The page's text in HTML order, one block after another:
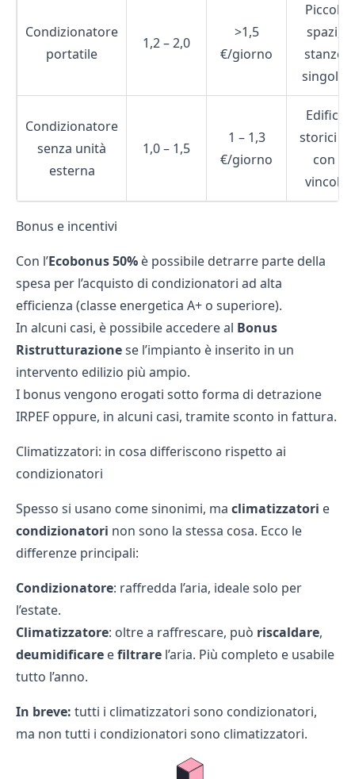
Condizionatore
portatile
1,2 – 2,0
>1,5
€/giorno
Piccoli
spazi,
stanze
singole
Condizionatore
senza unità
esterna
1,0 – 1,5
1 – 1,3
€/giorno
Edifici
storici o
con
vincoli
Bonus e incentivi
Con l’Ecobonus 50% è possibile detrarre parte della
spesa per l’acquisto di condizionatori ad alta
efficienza (classe energetica A+ o superiore).
In alcuni casi, è possibile accedere al Bonus
Ristrutturazionese l’impianto è inserito in un
intervento edilizio più ampio.
I bonus vengono erogati sotto forma di detrazione
IRPEF oppure, in alcuni casi, tramite sconto in fattura.
Climatizzatori: in cosa differiscono rispetto ai
condizionatori
Spesso si usano come sinonimi, ma climatizzatori e
condizionatori non sono la stessa cosa. Ecco le
differenze principali:
Condizionatore: raffredda l’aria, ideale solo per
l’estate.
Climatizzatore: oltre a raffrescare, può riscaldare,
deumidificare efiltrare l’aria. Più completo e usabile
tutto l’anno.
In breve: tutti i climatizzatori sono condizionatori,
ma non tutti i condizionatori sono climatizzatori.